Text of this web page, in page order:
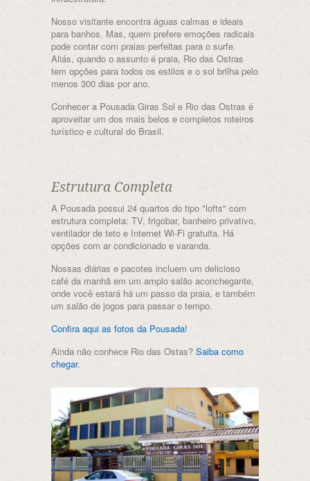
Nosso visitante encontra águas calmas e ideais
para banhos. Mas, quem prefere emoções radicais
pode contar com praias perfeitas para o surfe.
Aliás, quando o assunto é praia, Rio das Ostras
tem opções para todos os estilos e o sol brilha pelo
menos 300 dias por ano.
Conhecer a Pousada Giras Sol e Rio das Ostras é
aproveitar um dos mais belos e completos roteiros
turístico e cultural do Brasil.
Estrutura Completa
A Pousada possui 24 quartos do tipo "lofts" com
estrutura completa: TV, frigobar, banheiro privativo,
ventilador de teto e Internet Wi-Fi gratuita. Há
opções com ar condicionado e varanda.
Nossas diárias e pacotes incluem um delicioso
café da manhã em um amplo salão aconchegante,
onde você estará há um passo da praia, e também
um salão de jogos para passar o tempo.
Confira aqui as fotos da Pousada!
Ainda não conhece Rio das Ostas? Saiba como
chegar.